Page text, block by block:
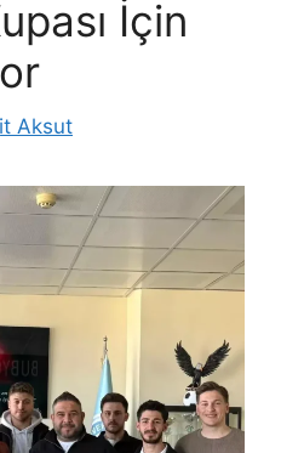
İçin
Aksut